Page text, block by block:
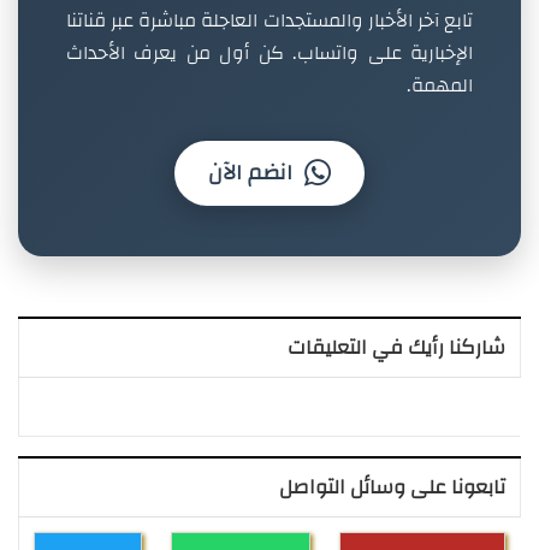
تابع آخر الأخبار والمستجدات العاجلة مباشرة عبر قناتنا
الإخبارية على واتساب. كن أول من يعرف الأحداث
المهمة.
انضم الآن
شاركنا رأيك في التعليقات
تابعونا على وسائل التواصل